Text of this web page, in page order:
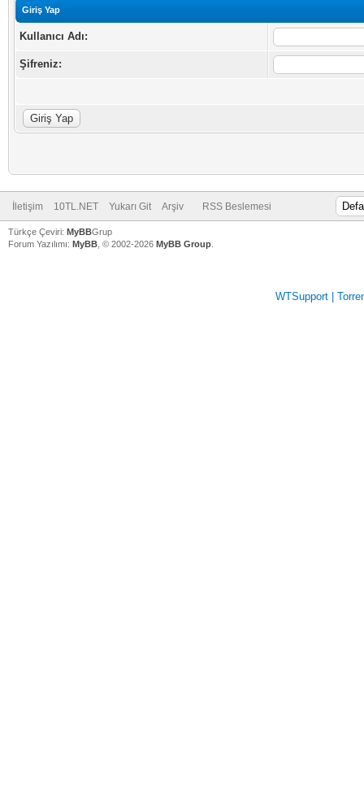
Giriş Yap
Kullanıcı Adı:
Şifreniz:
İletişim 10TL.NET Yukarı Git Arşiv RSS Beslemesi
Türkçe Çeviri: MyBBGrup
Forum Yazılımı: MyBB , © 2002-2026 MyBB Group
WTSupport |